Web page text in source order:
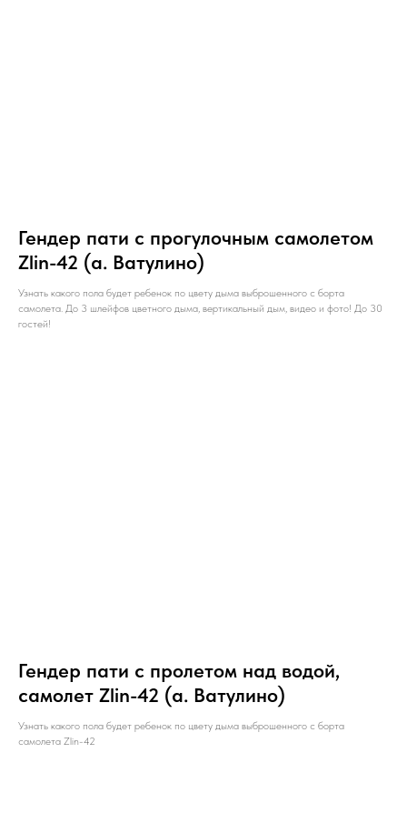
Гендер пати с прогулочным самолетом
Zlin-42 (а. Ватулино)
Узнать какого пола будет ребенок по цвету дыма выброшенного с борта
самолета. До 3 шлейфов цветного дыма, вертикальный дым, видео и фото! До 30
гостей!
Гендер пати с пролетом над водой,
самолет Zlin-42 (а. Ватулино)
Узнать какого пола будет ребенок по цвету дыма выброшенного с борта
самолета Zlin-42